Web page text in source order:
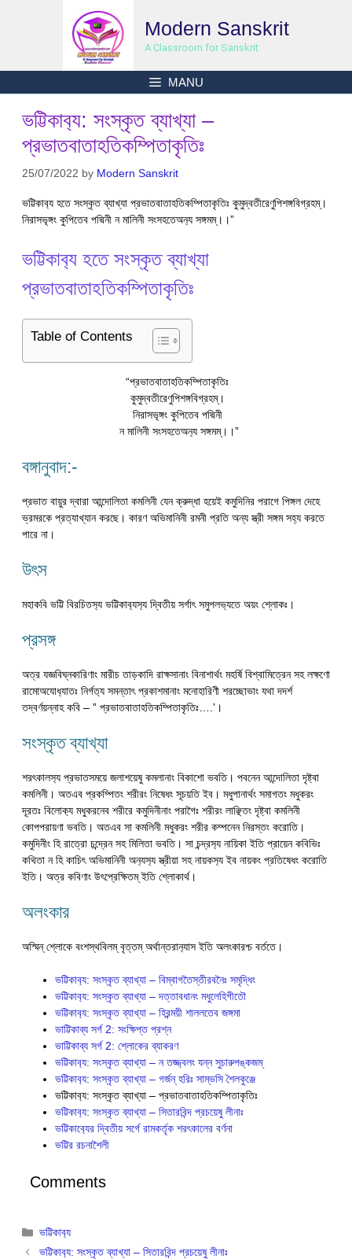
Modern Sanskrit
A Classroom for Sanskrit
MANU
ভট্টিকাব‍্য: সংস্কৃত ব্যাখ্যা –
প্রভাতবাতাহতিকম্পিতাকৃতিঃ
25/07/2022 by Modern Sanskrit
ভট্টিকাব‍্য হতে সংস্কৃত ব্যাখ্যা প্রভাতবাতাহতিকম্পিতাকৃতিঃ কুমুদ্বতীরেণুপিশঙ্গবিগ্রহম্।
নিরাসভৃঙ্গং কুপিতেব পদ্মিনী ন মালিনী সংসহতেঅন‍্য সঙ্গমম্।।”
ভট্টিকাব‍্য হতে সংস্কৃত ব্যাখ্যা
প্রভাতবাতাহতিকম্পিতাকৃতিঃ
Table of Contents
“প্রভাতবাতাহতিকম্পিতাকৃতিঃ
কুমুদ্বতীরেণুপিশঙ্গবিগ্রহম্।
নিরাসভৃঙ্গং কুপিতেব পদ্মিনী
ন মালিনী সংসহতেঅন‍্য সঙ্গমম্।।”
বঙ্গানুবাদ:-
প্রভাত বায়ুর দ্বারা আন্দোলিতা কমলিনী যেন ক্রুদ্ধা হয়েই কমুদিনির পরাগে পিঙ্গল দেহে
ভ্রমরকে প্রত্যাখ্যান করছে। কারণ অভিমানিনী রমনী প্রতি অন্য স্ত্রী সঙ্গম সহ্য করতে
পারে না।
উৎস
মহাকবি ভট্টি বিরচিতস‍্য ভট্টিকাব‍্যস‍্য দ্বিতীয় সর্গাৎ সমুপলভ‍্যতে অয়ং শ্লোকঃ।
প্রসঙ্গ
অত্র যজ্ঞবিঘ্নকারিণাং মারীচ তাড়কাদি রাক্ষসানাং বিনাশার্থং মহর্ষি বিশ্বামিত্রেন সহ লক্ষণো
রামোঅযোধ‍্যাতঃ নির্গত‍্য সমন্তাৎ প্রকাশমানাং মনোহারিণী শরচ্ছোভাং যথা দদর্শ
তদ্বর্ণয়ন্নাহ কবি – ” প্রভাতবাতাহতিকম্পিতাকৃতিঃ….’।
সংস্কৃত ব্যাখ্যা
শরৎকালস‍্য প্রভাতসময়ে জলাশয়েষু কমলানাং বিকাশো ভবতি। পবনেন আন্দোলিতা দৃষ্ট্বা
কমলিনী। অতএব প্রকম্পিতং শরীরং নিষেধং সূচয়তি ইব। মধুপানার্থং সমাগতং মধুকরং
দূরতঃ বিলোক‍্য মধুকরনেব শরীরে কমুদিনীনাং পরাগৈঃ শরীরং লাঞ্ছিতং দৃষ্ট্বা কমলিনী
কোপপরায়ণা ভবতি। অতএব সা কমলিনী মধুকরং শরীর কম্পনেন নিরস্তং করোতি।
কমুদিনীং হি রাত্রো চন্দ্রেন সহ মিলিতা ভবতি। সা চন্দ্রস‍্য নায়িকা ইতি প্রায়েন কবিভিঃ
কথিতা ন হি কাচিৎ অভিমানিনী অন‍্যস‍্য স্ত্রীয়া সহ নায়কস‍্য ইব নায়কং প্রতিষেধং করোতি
ইতি। অত্র কবিণাং উৎপ্রেক্ষিতম্ ইতি শ্লোকার্থ।
অলংকার
অস্মিন্ শ্লোকে বংশস্থবিলম্ বৃত্তম্ অর্থান্তরান‍্যাস ইতি অলংকারশ্চ বর্ততে।
ভট্টিকাব‍্য: সংস্কৃত ব্যাখ্যা – বিম্বাগতৈস্তীরবনৈঃ সমৃদ্ধিং
ভট্টিকাব‍্য: সংস্কৃত ব্যাখ্যা – দত্তাবধানং মধুলেহিগীতৌ
ভট্টিকাব‍্য: সংস্কৃত ব্যাখ্যা – হিরন্ময়ী শাললতেব জঙ্গমা
ভাট্টিকাব্য সর্গ 2: সংক্ষিপ্ত প্রশ্ন
ভাট্টিকাব্য সর্গ 2: শ্লোকের ব্যাকরণ
ভট্টিকাব‍্য: সংস্কৃত ব্যাখ্যা – ন তজ্জ্বলং যন্ন সুচারুপঙ্কজম্
ভট্টিকাব‍্য: সংস্কৃত ব্যাখ্যা – গর্জন্ হরিঃ সাম্ভসি শৈলকুঞ্জে
ভট্টিকাব‍্য: সংস্কৃত ব্যাখ্যা – প্রভাতবাতাহতিকম্পিতাকৃতিঃ
ভট্টিকাব‍্য: সংস্কৃত ব্যাখ্যা – সিতারবিন্দ প্রচয়েষু লীনাঃ
ভট্টিকাব‍্যের দ্বিতীয় সর্গে রামকর্তৃক শরৎকালের বর্ণনা
ভট্টির রচনাশৈলী
Comments
Categories
ভট্টিকাব‍্য
ভট্টিকাব‍্য: সংস্কৃত ব্যাখ্যা – সিতারবিন্দ প্রচয়েষু লীনাঃ